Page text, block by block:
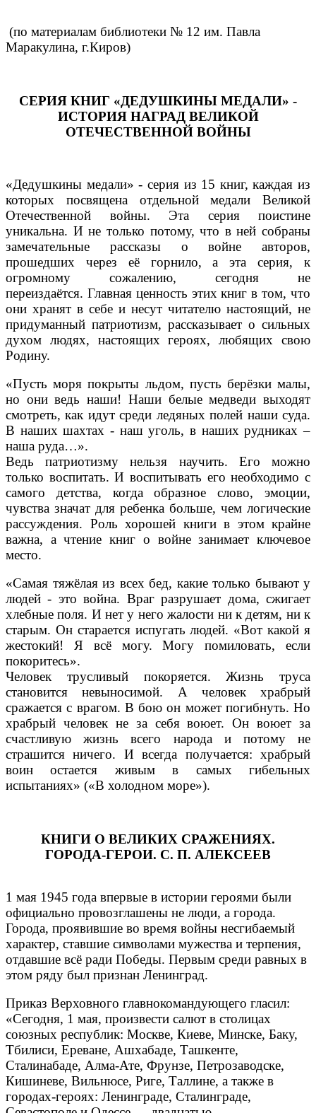
(по материалам библиотеки № 12 им. Павла
Маракулина, г.Киров)
СЕРИЯ КНИГ «ДЕДУШКИНЫ МЕДАЛИ» -
ИСТОРИЯ НАГРАД ВЕЛИКОЙ
ОТЕЧЕСТВЕННОЙ ВОЙНЫ
«Дедушкины медали» - серия из 15 книг, каждая из
которых посвящена отдельной медали Великой
Отечественной войны. Эта серия поистине
уникальна. И не только потому, что в ней собраны
замечательные рассказы о войне авторов,
прошедших через её горнило, а эта серия, к
огромному сожалению, сегодня не
переиздаётся. Главная ценность этих книг в том, что
они хранят в себе и несут читателю настоящий, не
придуманный патриотизм, рассказывает о сильных
духом людях, настоящих героях, любящих свою
Родину.
«Пусть моря покрыты льдом, пусть берёзки малы,
но они ведь наши! Наши белые медведи выходят
смотреть, как идут среди ледяных полей наши суда.
В наших шахтах - наш уголь, в наших рудниках –
наша руда…».
Ведь патриотизму нельзя научить. Его можно
только воспитать. И воспитывать его необходимо с
самого детства, когда образное слово, эмоции,
чувства значат для ребенка больше, чем логические
рассуждения. Роль хорошей книги в этом крайне
важна, а чтение книг о войне занимает ключевое
место.
«Самая тяжёлая из всех бед, какие только бывают у
людей - это война. Враг разрушает дома, сжигает
хлебные поля. И нет у него жалости ни к детям, ни к
старым. Он старается испугать людей. «Вот какой я
жестокий! Я всё могу. Могу помиловать, если
покоритесь».
Человек трусливый покоряется. Жизнь труса
становится невыносимой. А человек храбрый
сражается с врагом. В бою он может погибнуть. Но
храбрый человек не за себя воюет. Он воюет за
счастливую жизнь всего народа и потому не
страшится ничего. И всегда получается: храбрый
воин остается живым в самых гибельных
испытаниях» («В холодном море»).
КНИГИ О ВЕЛИКИХ СРАЖЕНИЯХ.
ГОРОДА-ГЕРОИ. С. П. АЛЕКСЕЕВ
1 мая 1945 года впервые в истории героями были
официально провозглашены не люди, а города.
Города, проявившие во время войны несгибаемый
характер, ставшие символами мужества и терпения,
отдавшие всё ради Победы. Первым среди равных в
этом ряду был признан Ленинград.
Приказ Верховного главнокомандующего гласил:
«Сегодня, 1 мая, произвести салют в столицах
союзных республик: Москве, Киеве, Минске, Баку,
Тбилиси, Ереване, Ашхабаде, Ташкенте,
Сталинабаде, Алма-Ате, Фрунзе, Петрозаводске,
Кишиневе, Вильнюсе, Риге, Таллине, а также в
городах-героях: Ленинграде, Сталинграде,